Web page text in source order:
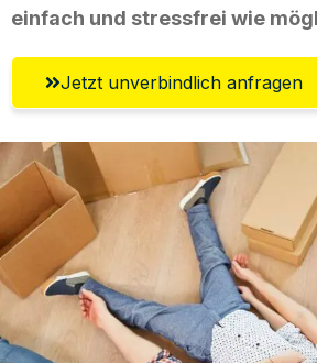
einfach und stressfrei wie
Jetzt unverbindlich anfragen